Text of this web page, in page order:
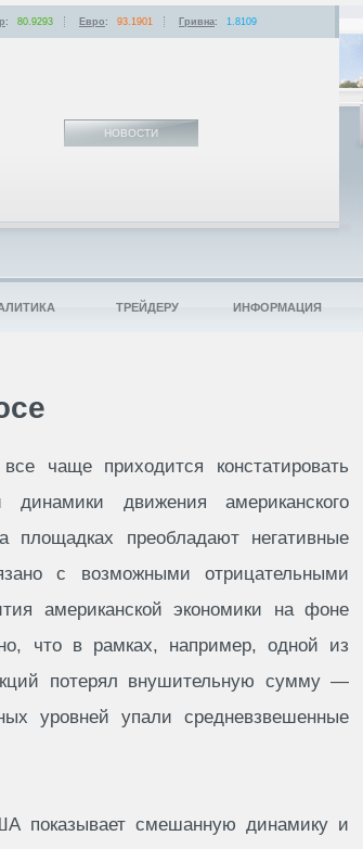
чаще приходится констатировать
динамики движения американского
площадках преобладают негативные
с возможными отрицательными
американской экономики на фоне
что в рамках, например, одной из
потерял внушительную сумму —
уровней упали средневзвешенные
показывает смешанную динамику и
НОВОСТИ
: 80.9293 Евро: 93.1901 Гривна: 1.8109
ТРЕЙДЕРУ ИНФОРМАЦИЯ